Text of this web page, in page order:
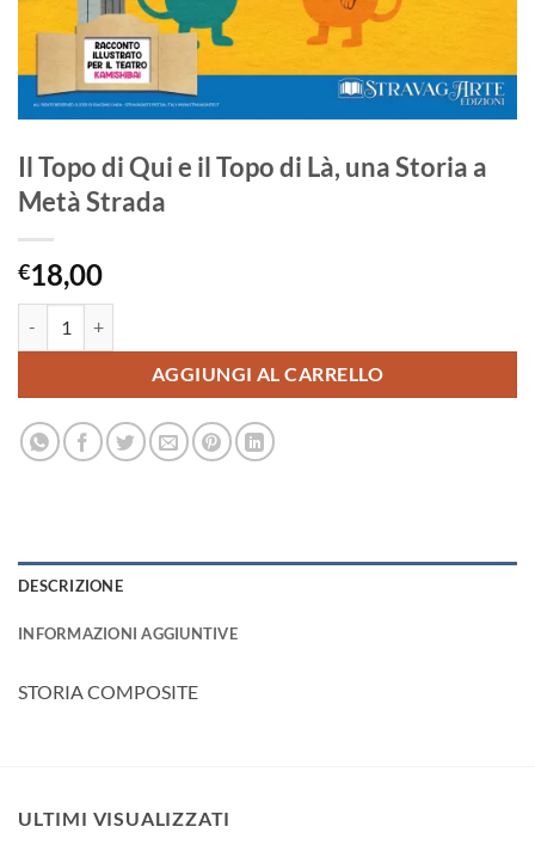
Il Topo di Qui e il Topo di Là, una Storia a
Metà Strada
€18,00
AGGIUNGI AL CARRELLO
DESCRIZIONE
INFORMAZIONI AGGIUNTIVE
STORIA COMPOSITE
ULTIMI VISUALIZZATI